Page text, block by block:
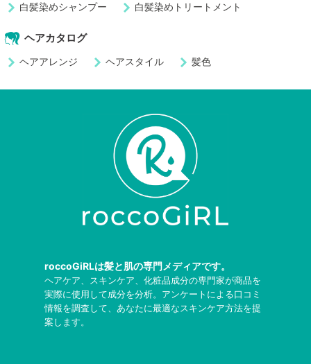
白髪染めシャンプー 白髪染めトリートメント
ヘアカタログ
ヘアアレンジ ヘアスタイル 髪色
roccoGiRLは髪と肌の専門メディアです。
ヘアケア、スキンケア、化粧品成分の専門家が商品を
実際に使用して成分を分析。アンケートによる口コミ
情報を調査して、あなたに最適なスキンケア方法を提
案します。